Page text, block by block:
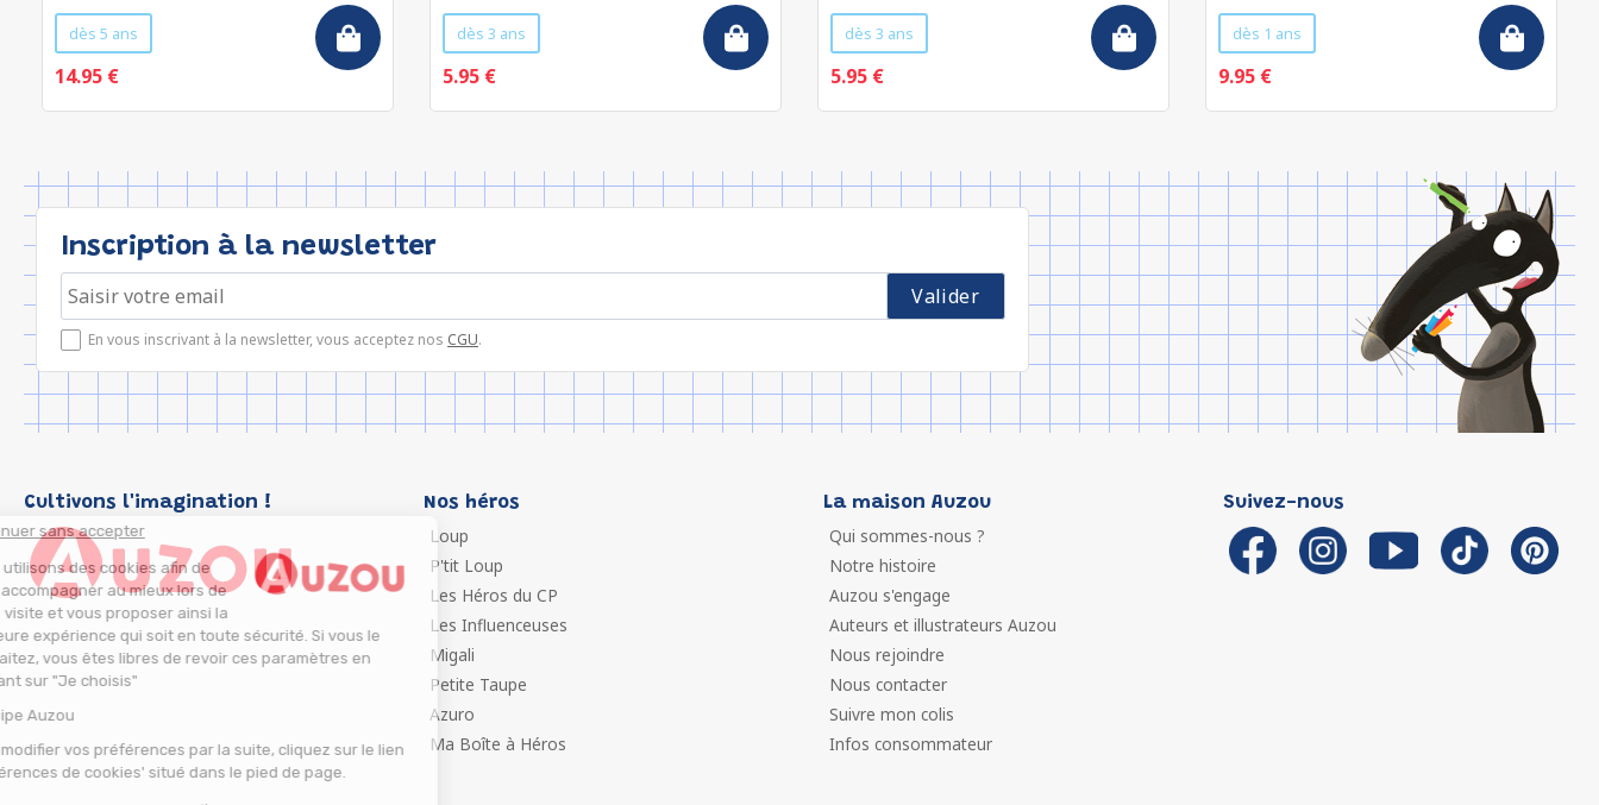
Continuer sans accepter
Nous utilisons des cookies afin de
vous accompagner au mieux lors de
votre visite et vous proposer ainsi la
meilleure expérience qui soit en toute sécurité. Si vous le
souhaitez, vous êtes libres de revoir ces paramètres en
cliquant sur "Je choisis"
L'équipe Auzou
Pour modifier vos préférences par la suite, cliquez sur le lien
'Préférences de cookies' situé dans le pied de page.
dès 5 ans
14.95 €
dès 3 ans
5.95 €
dès 3 ans
5.95 €
dès 1 ans
9.95 €
Inscription à la newsletter
En vous inscrivant à la newsletter, vous acceptez nos CGU.
Cultivons l'imagination ! Nos héros
Loup
P'tit Loup
Les Héros du CP
Les Influenceuses
Migali
Petite Taupe
Azuro
Ma Boîte à Héros
La maison Auzou
Qui sommes-nous ?
Notre histoire
Auzou s'engage
Auteurs et illustrateurs Auzou
Nous rejoindre
Nous contacter
Suivre mon colis
Infos consommateur
Suivez-nous